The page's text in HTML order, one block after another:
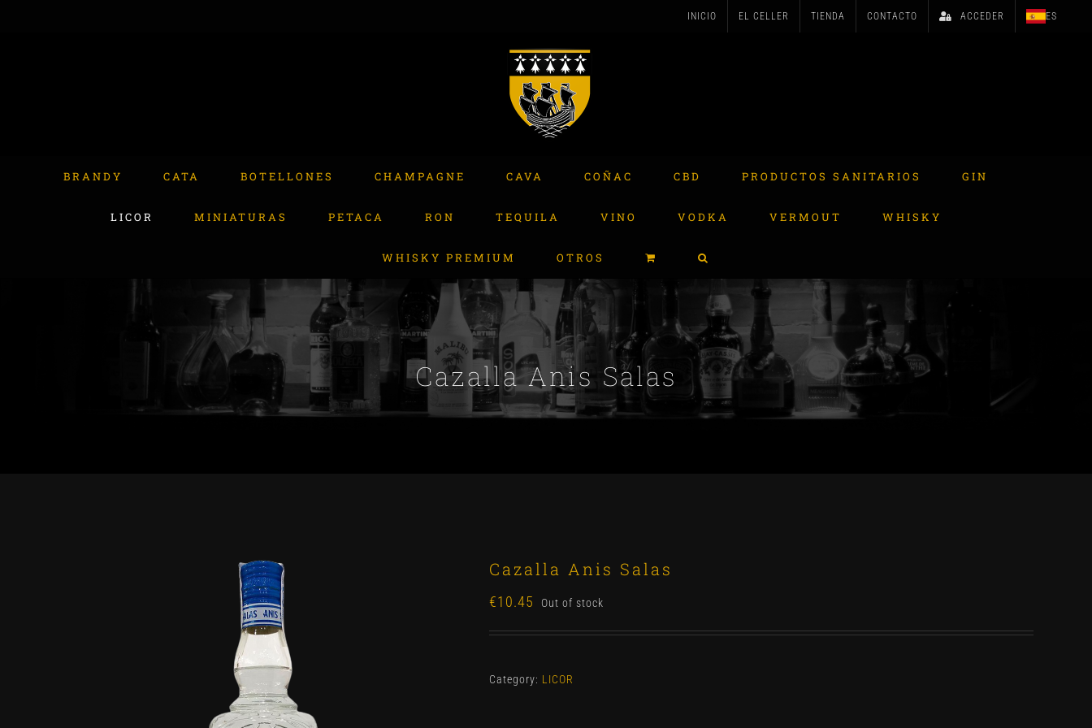
INICIO EL CELLER TIENDA CONTACTO ACCEDER ES
BRANDY CATA BOTELLONES CHAMPAGNE CAVA COÑAC CBD PRODUCTOS SANITARIOS GIN
LICOR MINIATURAS PETACA RON TEQUILA VINO VODKA VERMOUT WHISKY
WHISKY PREMIUM OTROS
Cazalla Anis Salas
Cazalla Anis Salas
€10.45 Out of stock
Category: LICOR